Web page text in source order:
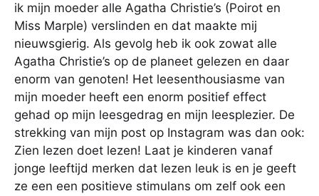
ik mijn moeder alle Agatha Christie’s (Poirot en
Miss Marple) verslinden en dat maakte mij
nieuwsgierig. Als gevolg heb ik ook zowat alle
Agatha Christie’s op de planeet gelezen en daar
enorm van genoten! Het leesenthousiasme van
mijn moeder heeft een enorm positief effect
gehad op mijn leesgedrag en mijn leesplezier. De
strekking van mijn post op Instagram was dan ook:
Zien lezen doet lezen! Laat je kinderen vanaf
jonge leeftijd merken dat lezen leuk is en je geeft
ze een een positieve stimulans om zelf ook een